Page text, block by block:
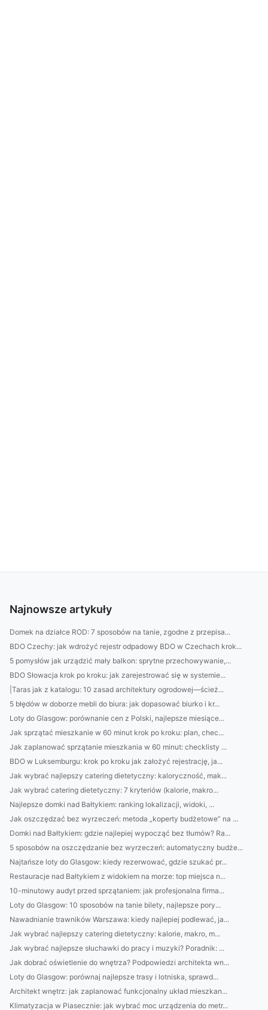
Najnowsze artykuły
Domek na działce ROD: 7 sposobów na tanie, zgodne z przepisa...
BDO Czechy: jak wdrożyć rejestr odpadowy BDO w Czechach krok...
5 pomysłów jak urządzić mały balkon: sprytne przechowywanie,...
BDO Słowacja krok po kroku: jak zarejestrować się w systemie...
|Taras jak z katalogu: 10 zasad architektury ogrodowej—ścież...
5 błędów w doborze mebli do biura: jak dopasować biurko i kr...
Loty do Glasgow: porównanie cen z Polski, najlepsze miesiące...
Jak sprzątać mieszkanie w 60 minut krok po kroku: plan, chec...
Jak zaplanować sprzątanie mieszkania w 60 minut: checklisty ...
BDO w Luksemburgu: krok po kroku jak założyć rejestrację, ja...
Jak wybrać najlepszy catering dietetyczny: kaloryczność, mak...
Jak wybrać catering dietetyczny: 7 kryteriów (kalorie, makro...
Najlepsze domki nad Bałtykiem: ranking lokalizacji, widoki, ...
Jak oszczędzać bez wyrzeczeń: metoda „koperty budżetowe” na ...
Domki nad Bałtykiem: gdzie najlepiej wypocząć bez tłumów? Ra...
5 sposobów na oszczędzanie bez wyrzeczeń: automatyczny budże...
Najtańsze loty do Glasgow: kiedy rezerwować, gdzie szukać pr...
Restauracje nad Bałtykiem z widokiem na morze: top miejsca n...
10-minutowy audyt przed sprzątaniem: jak profesjonalna firma...
Loty do Glasgow: 10 sposobów na tanie bilety, najlepsze pory...
Nawadnianie trawników Warszawa: kiedy najlepiej podlewać, ja...
Jak wybrać najlepszy catering dietetyczny: kalorie, makro, m...
Jak wybrać najlepsze słuchawki do pracy i muzyki? Poradnik: ...
Jak dobrać oświetlenie do wnętrza? Podpowiedzi architekta wn...
Loty do Glasgow: porównaj najlepsze trasy i lotniska, sprawd...
Architekt wnętrz: jak zaplanować funkcjonalny układ mieszkan...
Klimatyzacja w Piasecznie: jak wybrać moc urządzenia do metr...